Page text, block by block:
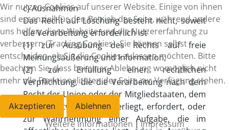
c) Ausnahmen
Das Recht auf Löschung besteht nicht, soweit
die Verarbeitung erforderlich ist
(1) zur Ausübung des Rechts auf freie
Meinungsäußerung und Information;
(2) zur Erfüllung einer rechtlichen
Verpflichtung, die die Verarbeitung nach dem
Recht der Union oder der Mitgliedstaaten, dem
der Verantwortliche unterliegt, erfordert, oder
zur Wahrnehmung einer Aufgabe, die im
Wir nutzen Cookies auf unserer Website. Einige von ihnen
sind essenziell für den Betrieb der Seite, während andere
uns helfen, diese Website und die Nutzererfahrung zu
verbessern (Tracking Cookies). Sie können selbst
entscheiden, ob Sie die Cookies zulassen möchten. Bitte
beachten Sie, dass bei einer Ablehnung womöglich nicht
mehr alle Funktionalitäten der Seite zur Verfügung stehen.
Akzeptieren Ablehnen
Weitere Informationen |Impressum